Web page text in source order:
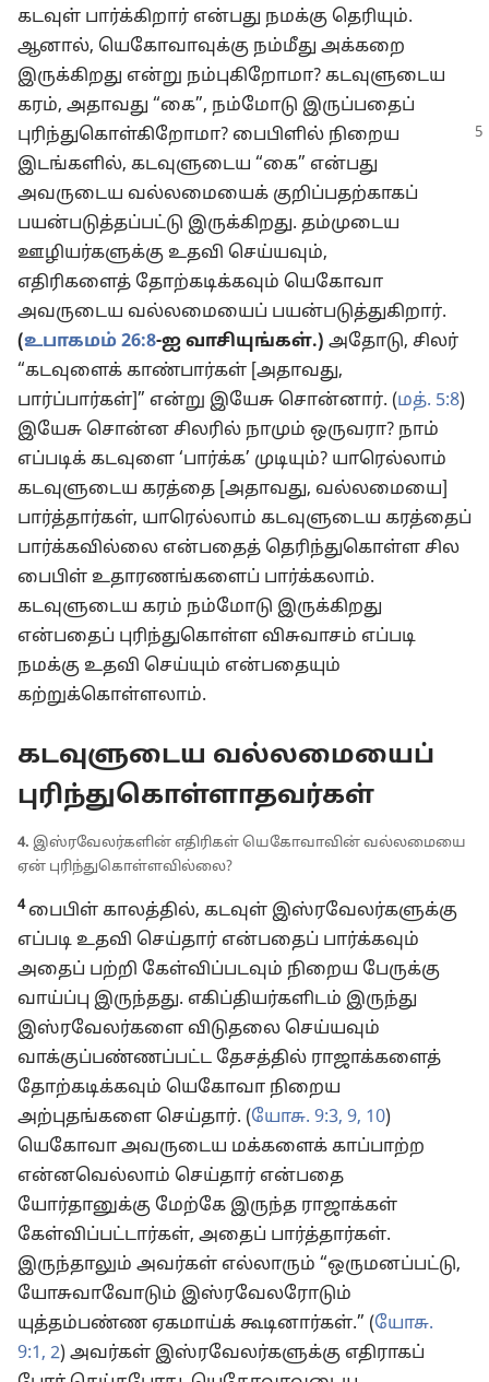
கடவுள் பார்க்கிறார் என்பது நமக்கு தெரியும்.
ஆனால், யெகோவாவுக்கு நம்மீது அக்கறை
இருக்கிறது என்று நம்புகிறோமா? கடவுளுடைய
கரம், அதாவது “கை”, நம்மோடு இருப்பதைப்
புரிந்துகொள்கிறோமா? பைபிளில் நிறைய
இடங்களில், கடவுளுடைய “கை” என்பது
அவருடைய வல்லமையைக் குறிப்பதற்காகப்
பயன்படுத்தப்பட்டு இருக்கிறது. தம்முடைய
ஊழியர்களுக்கு உதவி செய்யவும்,
எதிரிகளைத் தோற்கடிக்கவும் யெகோவா
அவருடைய வல்லமையைப் பயன்படுத்துகிறார்.
(உபாகமம் 26:8-ஐ வாசியுங்கள்.) அதோடு, சிலர்
“கடவுளைக் காண்பார்கள் [அதாவது,
பார்ப்பார்கள்]” என்று இயேசு சொன்னார். (மத். 5:8)
இயேசு சொன்ன சிலரில் நாமும் ஒருவரா? நாம்
எப்படிக் கடவுளை ‘பார்க்க’ முடியும்? யாரெல்லாம்
கடவுளுடைய கரத்தை [அதாவது, வல்லமையை]
பார்த்தார்கள், யாரெல்லாம் கடவுளுடைய கரத்தைப்
பார்க்கவில்லை என்பதைத் தெரிந்துகொள்ள சில
பைபிள் உதாரணங்களைப் பார்க்கலாம்.
கடவுளுடைய கரம் நம்மோடு இருக்கிறது
என்பதைப் புரிந்துகொள்ள விசுவாசம் எப்படி
நமக்கு உதவி செய்யும் என்பதையும்
கற்றுக்கொள்ளலாம்.
கடவுளுடைய வல்லமையைப்
புரிந்துகொள்ளாதவர்கள்
4. இஸ்ரவேலர்களின் எதிரிகள் யெகோவாவின் வல்லமையை
ஏன் புரிந்துகொள்ளவில்லை?
4பைபிள் காலத்தில், கடவுள் இஸ்ரவேலர்களுக்கு
எப்படி உதவி செய்தார் என்பதைப் பார்க்கவும்
அதைப் பற்றி கேள்விப்படவும் நிறைய பேருக்கு
வாய்ப்பு இருந்தது. எகிப்தியர்களிடம் இருந்து
இஸ்ரவேலர்களை விடுதலை செய்யவும்
வாக்குப்பண்ணப்பட்ட தேசத்தில் ராஜாக்களைத்
தோற்கடிக்கவும் யெகோவா நிறைய
அற்புதங்களை செய்தார். (யோசு. 9:3, 9, 10)
யெகோவா அவருடைய மக்களைக் காப்பாற்ற
என்னவெல்லாம் செய்தார் என்பதை
யோர்தானுக்கு மேற்கே இருந்த ராஜாக்கள்
கேள்விப்பட்டார்கள், அதைப் பார்த்தார்கள்.
இருந்தாலும் அவர்கள் எல்லாரும் “ஒருமனப்பட்டு,
யோசுவாவோடும் இஸ்ரவேலரோடும்
யுத்தம்பண்ண ஏகமாய்க் கூடினார்கள்.” (யோசு.
9:1, 2) அவர்கள் இஸ்ரவேலர்களுக்கு எதிராகப்